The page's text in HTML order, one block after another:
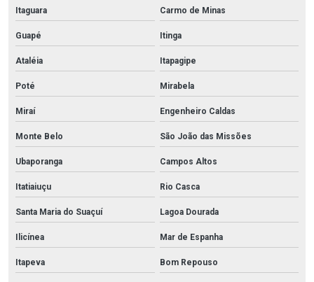
Itaguara Carmo de Minas
Guapé Itinga
Ataléia Itapagipe
Poté Mirabela
Miraí Engenheiro Caldas
Monte Belo São João das Missões
Ubaporanga Campos Altos
Itatiaiuçu Rio Casca
Santa Maria do Suaçuí Lagoa Dourada
Ilicínea Mar de Espanha
Itapeva Bom Repouso